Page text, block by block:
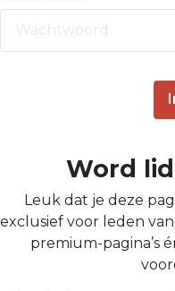
Word
Leuk dat je deze
exclusief voor leden van
premium-pagina’s